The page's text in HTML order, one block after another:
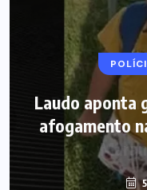
Laudo aponta
afogamento
5
Picareta e
usados por
5